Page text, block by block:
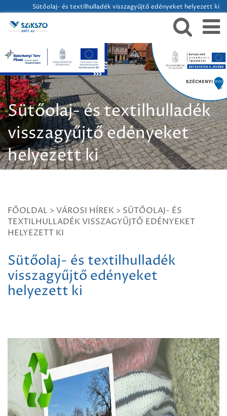
Sütőolaj- és textilhulladék visszagyűjtő edényeket helyezett ki
Sütőolaj- és textilhulladék
visszagyűjtő edényeket
helyezett ki
FŐOLDAL > VÁROSI HÍREK > SÜTŐOLAJ- ÉS
TEXTILHULLADÉK VISSZAGYŰJTŐ EDÉNYEKET
HELYEZETT KI
Sütőolaj- és textilhulladék
visszagyűjtő edényeket
helyezett ki